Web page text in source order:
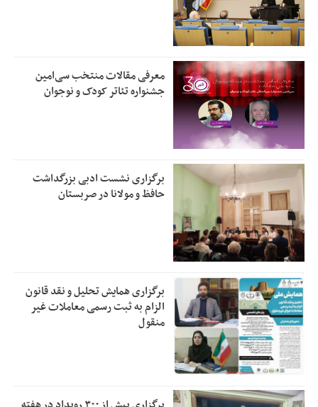
معرفی مقالات منتخب سی‌امین
جشنواره تئاتر کودک و نوجوان
برگزاری نشست ادبی بزرگداشت
حافظ و مولانا در صربستان
برگزاری همایش تحلیل و نقد قانون
الزام به ثبت رسمی معاملات غیر
منقول